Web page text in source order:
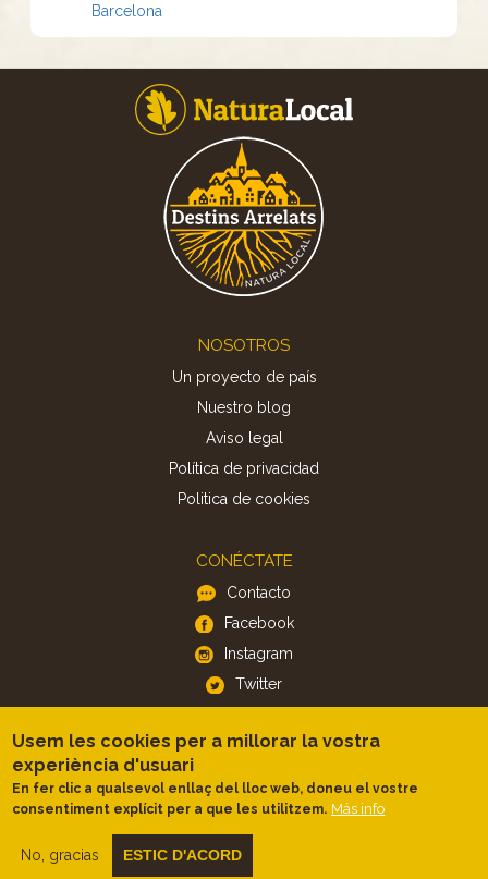
Barcelona
NOSOTROS
Un proyecto de país
Nuestro blog
Aviso legal
Política de privacidad
Politica de cookies
CONÉCTATE
Contacto
Facebook
Instagram
Twitter
APP
Android
Usem les cookies per a millorar la vostra
experiència d'usuari
En fer clic a qualsevol enllaç del lloc web, doneu el vostre
consentiment explícit per a que les utilitzem. Más info
No, gracias ESTIC D'ACORD